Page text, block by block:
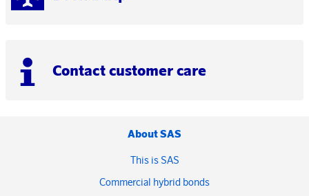
Contact customer care
About SAS
This is SAS
Commercial hybrid bonds